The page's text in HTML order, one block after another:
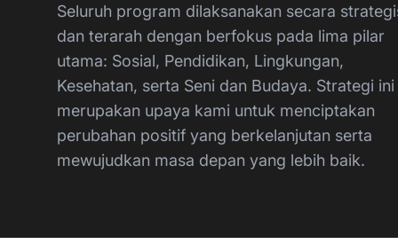
Seluruh program dilaksanakan secara
dan terarah dengan berfokus pada lima pilar
utama: Sosial, Pendidikan, Lingkungan,
Kesehatan, serta Seni dan Budaya. Strategi ini
merupakan upaya kami untuk menciptakan
perubahan positif yang berkelanjutan serta
mewujudkan masa depan yang lebih baik.